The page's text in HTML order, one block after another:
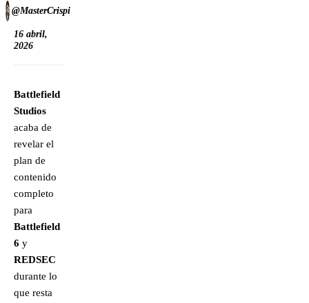
@MasterCrispi
16 abril,
2026
Battlefield
Studios
acaba de
revelar el
plan de
contenido
completo
para
Battlefield
6 y
REDSEC
durante lo
que resta